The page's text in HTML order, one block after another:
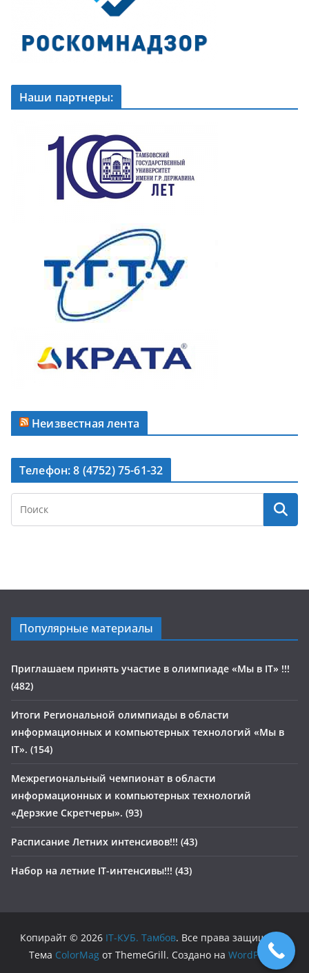
Наши партнеры:
Неизвестная лента
Телефон: 8 (4752) 75-61-32
Популярные материалы
Приглашаем принять участие в олимпиаде «Мы в IT» !!!
(482)
Итоги Региональной олимпиады в области
информационных и компьютерных технологий «Мы в
IT». (154)
Межрегиональный чемпионат в области
информационных и компьютерных технологий
«Дерзкие Скретчеры». (93)
Расписание Летних интенсивов!!! (43)
Набор на летние IT-интенсивы!!! (43)
Копирайт © 2026 IT-КУБ. Тамбов. Все права защищены.
Тема ColorMagот ThemeGrill. Создано на WordPress.